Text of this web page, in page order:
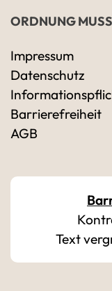
ORDNUNG
Impressum
Datenschutz
Barrierefreiheit
AGB
Text
Ihre
Alle mit
Name*
E-Mail-
Bitte
Telefon*